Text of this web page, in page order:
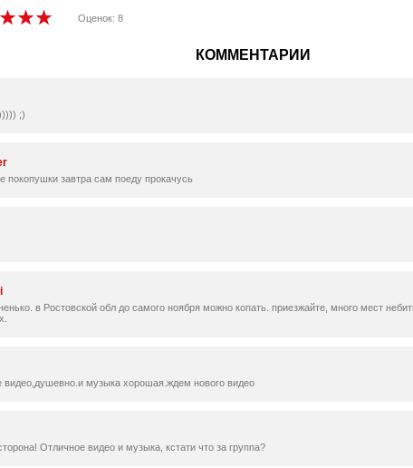
Оценок: 8
КОММЕНТАРИИ
;)
покопушки завтра сам поеду прокачусь
в Ростовской обл до самого ноября можно копать. приезжайте, много мест
видео,душевно.и музыка хорошая.ждем нового видео
Отличное видео и музыка, кстати что за группа?